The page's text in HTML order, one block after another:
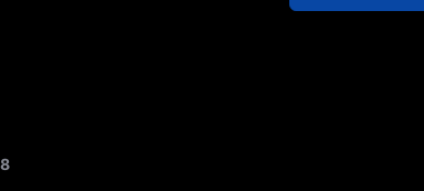
динамики вокруг 471-